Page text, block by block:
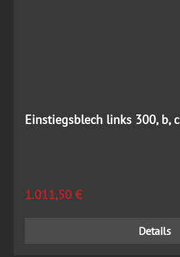
Einstiegsblech links 300, b, c
Regulärer Preis:
1.011,50 €
Details